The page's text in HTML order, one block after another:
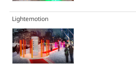
Lightemotion